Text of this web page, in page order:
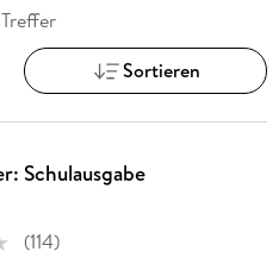
Sortieren
Schulausgabe
(114)